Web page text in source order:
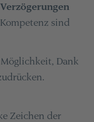
sind
Dank
Zeichen der